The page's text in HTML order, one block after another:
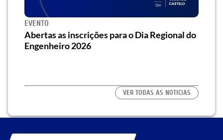
EVENTO
Abertas as inscrições para o Dia Regional do
Engenheiro 2026
VER TODAS AS NOTICIAS